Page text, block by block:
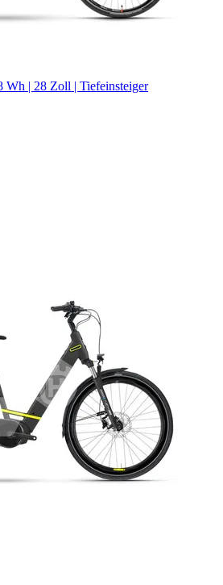
Wh | 28 Zoll | Tiefeinsteiger